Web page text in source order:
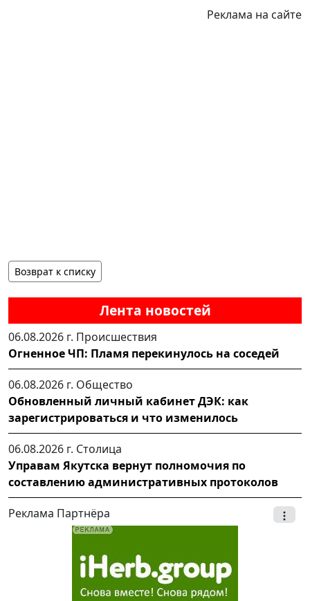
Лента новостей
06.08.2026 г. Происшествия
Огненное ЧП: Пламя перекинулось на соседей
06.08.2026 г. Общество
Обновленный личный кабинет ДЭК: как
зарегистрироваться и что изменилось
06.08.2026 г. Столица
Управам Якутска вернут полномочия по
составлению административных протоколов
Реклама Партнёра
Реклама на сайте
Возврат к списку